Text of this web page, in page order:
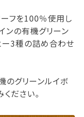
フを100％使用し
ンの有機グリーン
ー3種の詰め合わせ
のグリーンルイボ
ださい。